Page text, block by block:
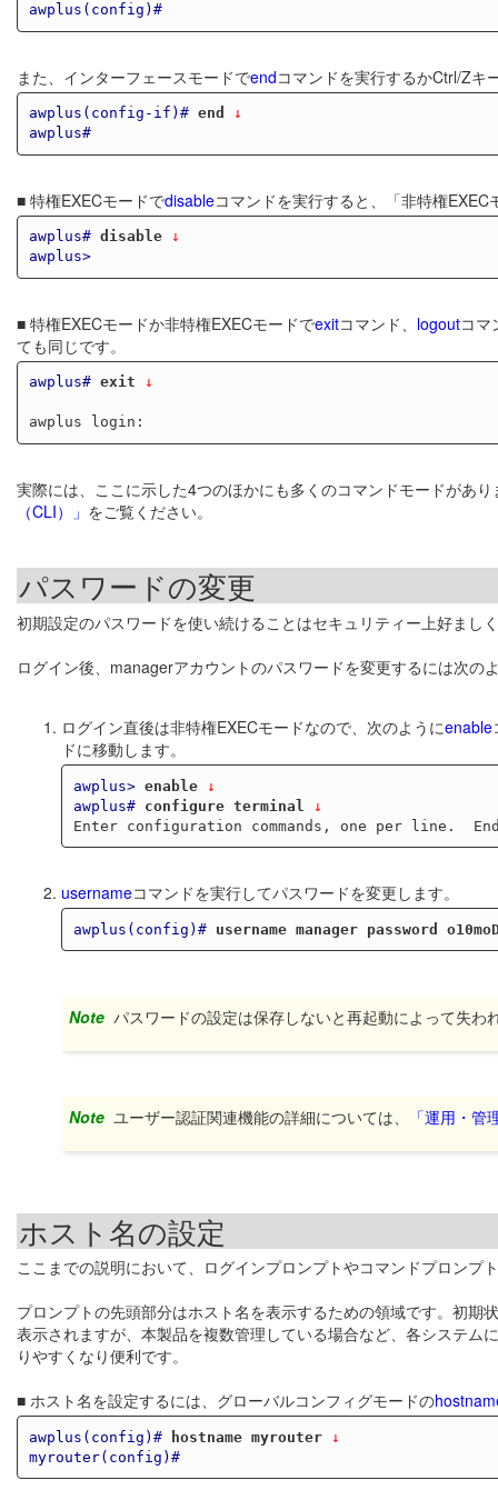
awplus(config)#
また、インターフェースモードでendコマンドを実行するかCtrl/Zキ
awplus(config-if)# end
↓
awplus#
■ 特権EXECモードでdisableコマンドを実行すると、「非特権EXEC
awplus# disable ↓
awplus>
■ 特権EXECモードか非特権EXECモードでexitコマンド、 logoutコマ
ても同じです。
awplus# exit ↓
実際には、ここに示した4つのほかにも多くのコマンドモードがあ
（CLI）」 をご覧ください。
パスワードの変更
初期設定のパスワードを使い続けることはセキュリティー上好ま
ログイン後、managerアカウントのパスワードを変更するには次の
ログイン直後は非特権EXECモードなので、次のようにenable
ドに移動します。
awplus> enable ↓
awplus#
configure terminal ↓
usernameコマンドを実行してパスワードを変更します。
awplus(config)# username manager password
Note パスワードの設定は保存しないと再起動によって失
Note ユーザー認証関連機能の詳細については、 「運用・
ホスト名の設定
ここまでの説明において、ログインプロンプトやコマンドプロン
プロンプトの先頭部分はホスト名を表示するための領域です。初
表示されますが、本製品を複数管理している場合など、各システ
りやすくなり便利です。
■ ホスト名を設定するには、グローバルコンフィグモードの
awplus(config)# hostname myrouter ↓
myrouter(config)#